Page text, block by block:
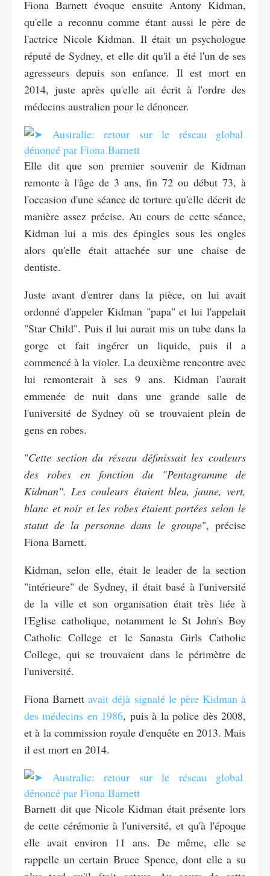
Fiona Barnett évoque ensuite Antony Kidman,
qu'elle a reconnu comme étant aussi le père de
l'actrice Nicole Kidman. Il était un psychologue
réputé de Sydney, et elle dit qu'il a été l'un de ses
agresseurs depuis son enfance. Il est mort en
2014, juste après qu'elle ait écrit à l'ordre des
médecins australien pour le dénoncer.
Elle dit que son premier souvenir de Kidman
remonte à l'âge de 3 ans, fin 72 ou début 73, à
l'occasion d'une séance de torture qu'elle décrit de
manière assez précise. Au cours de cette séance,
Kidman lui a mis des épingles sous les ongles
alors qu'elle était attachée sur une chaise de
dentiste.
Juste avant d'entrer dans la pièce, on lui avait
ordonné d'appeler Kidman "papa" et lui l'appelait
"Star Child". Puis il lui aurait mis un tube dans la
gorge et fait ingérer un liquide, puis il a
commencé à la violer. La deuxième rencontre avec
lui remonterait à ses 9 ans. Kidman l'aurait
emmenée de nuit dans une grande salle de
l'université de Sydney où se trouvaient plein de
gens en robes.
"Cette section du réseau définissait les couleurs
des robes en fonction du "Pentagramme de
Kidman". Les couleurs étaient bleu, jaune, vert,
blanc et noir et les robes étaient portées selon le
statut de la personne dans le groupe", précise
Fiona Barnett.
Kidman, selon elle, était le leader de la section
"intérieure" de Sydney, il était basé à l'université
de la ville et son organisation était très liée à
l'Eglise catholique, notamment le St John's Boy
Catholic College et le Sanasta Girls Catholic
College, qui se trouvaient dans le périmètre de
l'université.
Fiona Barnettavait déjà signalé le père Kidman à
des médecins en 1986, puis à la police dès 2008,
et à la commission royale d'enquête en 2013. Mais
il est mort en 2014.
Barnett dit que Nicole Kidman était présente lors
de cette cérémonie à l'université, et qu'à l'époque
elle avait environ 11 ans. De même, elle se
rappelle un certain Bruce Spence, dont elle a su